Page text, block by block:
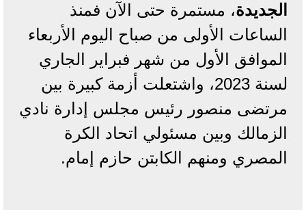
الجديدة، مستمرة حتى الآن فمنذ
الساعات الأولى من صباح اليوم الأربعاء
الموافق الأول من شهر فبراير الجاري
لسنة 2023، واشتعلت أزمة كبيرة بين
مرتضى منصور رئيس مجلس إدارة نادي
الزمالك وبين مسئولي اتحاد الكرة
المصري ومنهم الكابتن حازم إمام.